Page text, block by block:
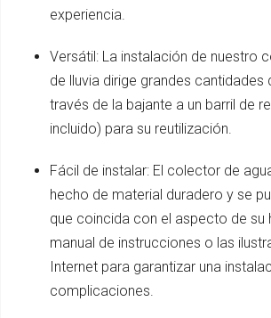
experiencia.
Versátil: La instalación de nuestro
de lluvia dirige grandes cantidades
través de la bajante a un barril de
incluido) para su reutilización.
Fácil de instalar: El colector de
hecho de material duradero y se
que coincida con el aspecto de su
manual de instrucciones o las
Internet para garantizar una
complicaciones.